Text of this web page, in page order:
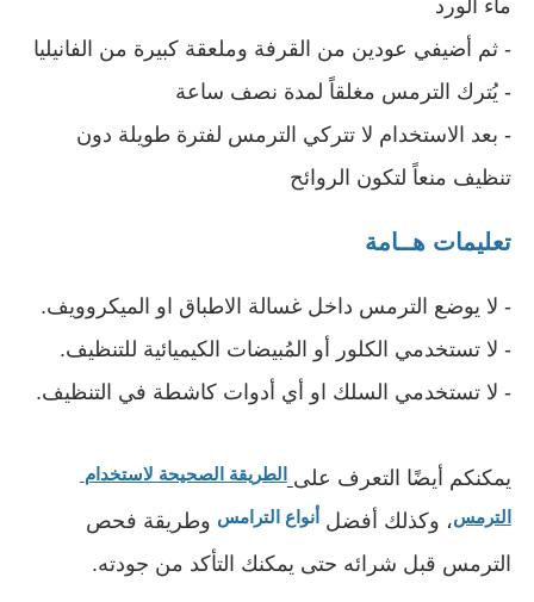
ماء الورد
- ثم أضيفي عودين من القرفة وملعقة كبيرة من الفانيليا
- يُترك الترمس مغلقاً لمدة نصف ساعة
تنظيف منعاً لتكون الروائح
تعليمات هــامة
- لا يوضع الترمس داخل غسالة الاطباق او الميكروويف.
- لا تستخدمي الكلور أو المُبيضات الكيميائية للتنظيف.
- لا تستخدمي السلك او أي أدوات كاشطة في التنظيف.
يمكنكم أيضًا التعرف على
الترمس، وكذلك أفضل أنواع الترامس
الترمس قبل شرائه حتى يمكنك التأكد من جودته.